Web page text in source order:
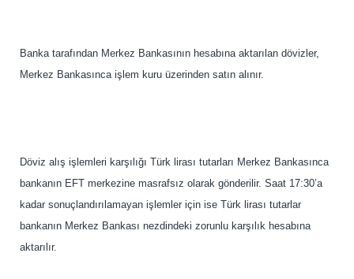
Banka tarafından Merkez Bankasının hesabına aktarılan dövizler,
Merkez Bankasınca işlem kuru üzerinden satın alınır.
Döviz alış işlemleri karşılığı Türk lirası tutarları Merkez Bankasınca
bankanın EFT merkezine masrafsız olarak gönderilir. Saat 17:30’a
kadar sonuçlandırılamayan işlemler için ise Türk lirası tutarlar
bankanın Merkez Bankası nezdindeki zorunlu karşılık hesabına
aktarılır.